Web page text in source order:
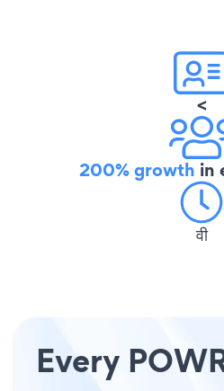
<
200% growth in
वी
Every